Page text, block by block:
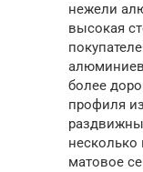
нежели
высокая
более
профиля
матовое